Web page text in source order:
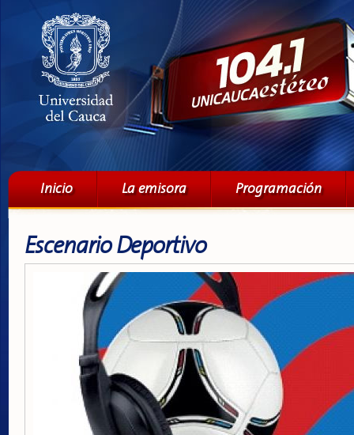
Menú principal
Inicio La emisora Programación
Escenario Deportivo